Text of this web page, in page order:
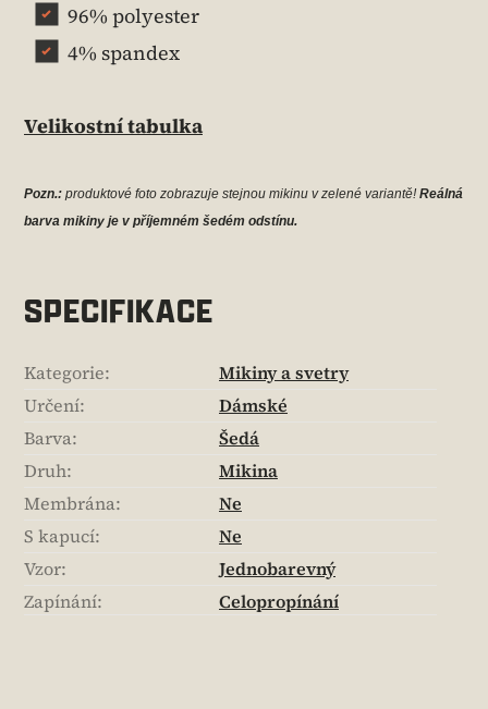
96% polyester
4% spandex
Velikostní tabulka
Pozn.: produktové foto zobrazuje stejnou mikinu v zelené variantě!Reálná
barva mikiny je v příjemném šedém odstínu.
SPECIFIKACE
Kategorie:
Mikiny a svetry
Určení:
Dámské
Barva:
Šedá
Druh:
Mikina
Membrána:
Ne
S kapucí:
Ne
Vzor:
Jednobarevný
Zapínání: Celopropínání